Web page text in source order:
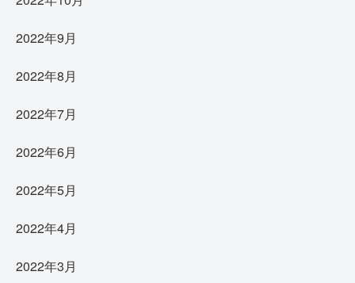
2022年9月
2022年8月
2022年7月
2022年6月
2022年5月
2022年4月
2022年3月